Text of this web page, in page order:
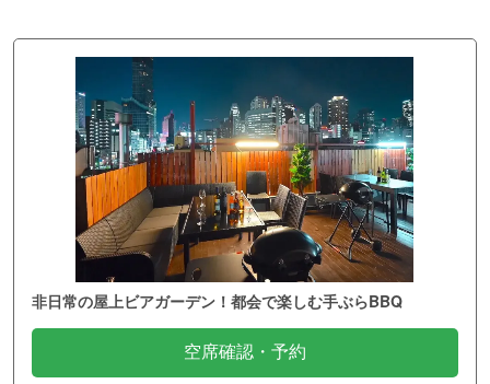
非日常の屋上ビアガーデン！都会で楽しむ手ぶらBBQ
空席確認・予約